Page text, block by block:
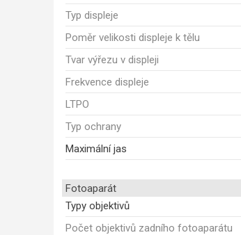
Typ displeje
Poměr velikosti displeje k tělu
Tvar výřezu v displeji
Frekvence displeje
LTPO
Typ ochrany
Maximální jas
Fotoaparát
Typy objektivů
Počet objektivů zadního fotoaparátu